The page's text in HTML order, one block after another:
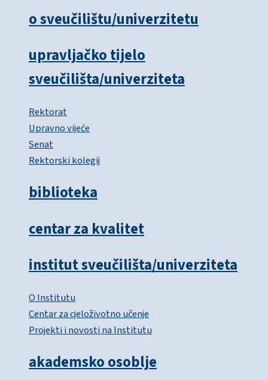
o sveučilištu/univerzitetu
upravljačko tijelo
sveučilišta/univerziteta
Rektorat
Upravno vijeće
Senat
Rektorski kolegij
biblioteka
centar za kvalitet
institut sveučilišta/univerziteta
O Institutu
Centar za cjeloživotno učenje
Projekti i novosti na Institutu
akademsko osoblje